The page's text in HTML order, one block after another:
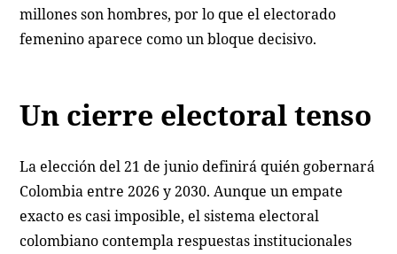
millones son hombres, por lo que el electorado
femenino aparece como un bloque decisivo.
Un cierre electoral tenso
La elección del 21 de junio definirá quién gobernará
Colombia entre 2026 y 2030. Aunque un empate
exacto es casi imposible, el sistema electoral
colombiano contempla respuestas institucionales